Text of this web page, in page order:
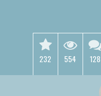
232 554 128